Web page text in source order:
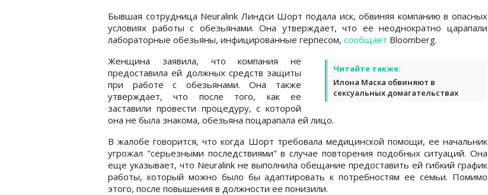
Бывшая сотрудница Neuralink Линдси Шорт подала иск, обвиняя компанию в опасных
условиях работы с обезьянами. Она утверждает, что ее неоднократно царапали
лабораторные обезьяны, инфицированные герпесом, сообщает Bloomberg.
Читайте также:
Илона Маска обвиняют в
сексуальных домагательствах
Женщина заявила, что компания не
предоставила ей должных средств защиты
при работе с обезьянами. Она также
утверждает, что после того, как ее
заставили провести процедуру, с которой
она не была знакома, обезьяна поцарапала ей лицо.
В жалобе говорится, что когда Шорт требовала медицинской помощи, ее начальник
угрожал "серьезными последствиями" в случае повторения подобных ситуаций. Она
еще указывает, что Neuralink не выполнила обещание предоставить ей гибкий график
работы, который можно было бы адаптировать к потребностям ее семьи. Помимо
этого, после повышения в должности ее понизили.